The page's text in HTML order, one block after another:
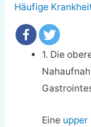
Häufige
1. Die
Eine upper